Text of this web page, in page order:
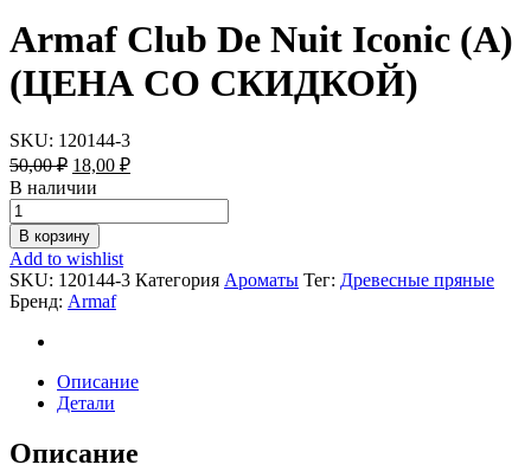
Armaf Club De Nuit Iconic (A)
(ЦЕНА СО СКИДКОЙ)
SKU: 120144-3
50,00₽ Первоначальная
цена
составляла
50,00 ₽.
18,00 ₽Текущая
18,00 ₽.
В наличии
Armaf
Club
De
Nuit
Iconic
(A)
(ЦЕНА
СКИДКОЙ)
quantity
В корзину
Add to wishlist
SKU: 120144-3 Категория Ароматы Тег: Древесные пряные
Бренд: Armaf
Описание
Детали
Описание